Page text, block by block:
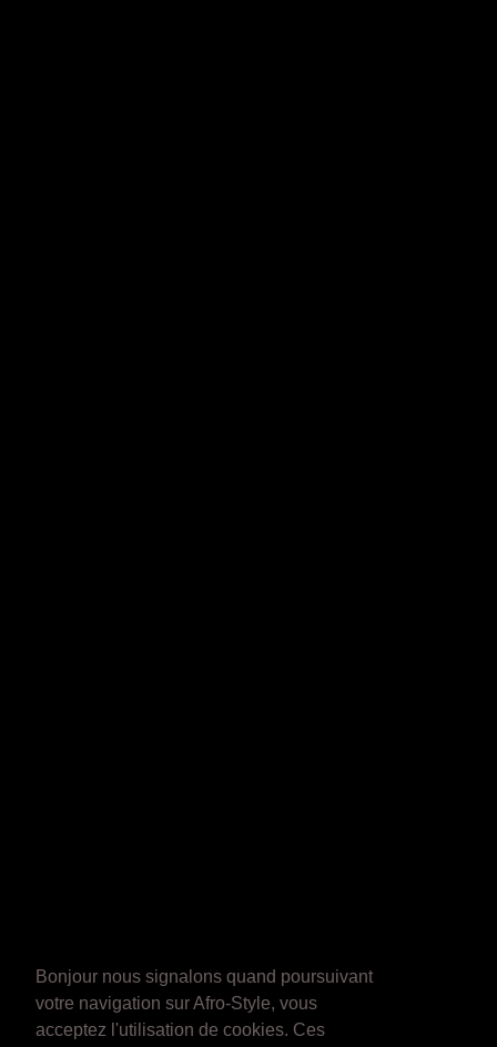
Bonjour nous signalons quand poursuivant
votre navigation sur Afro-Style, vous
acceptez l'utilisation de cookies. Ces